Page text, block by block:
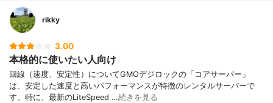
rikky
3.00
本格的に使いたい人向け
回線（速度、安定性）についてGMOデジロックの「コアサーバー」
は、安定した速度と高いパフォーマンスが特徴のレンタルサーバーで
す。特に、最新のLiteSpeed …続きを見る